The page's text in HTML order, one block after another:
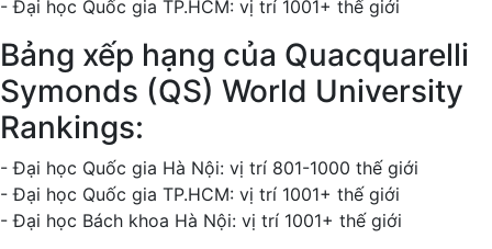
- Đại học Quốc gia TP.HCM: vị trí 1001+ thế giới
Bảng xếp hạng của Quacquarelli
Symonds (QS) World University
Rankings:
- Đại học Quốc gia Hà Nội: vị trí 801-1000 thế giới
- Đại học Quốc gia TP.HCM: vị trí 1001+ thế giới
- Đại học Bách khoa Hà Nội: vị trí 1001+ thế giới